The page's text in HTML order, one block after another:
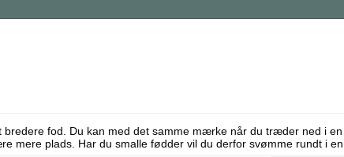
bredere fod. Du kan med det samme mærke når du træder ned i
mere plads. Har du smalle fødder vil du derfor svømme rundt i en